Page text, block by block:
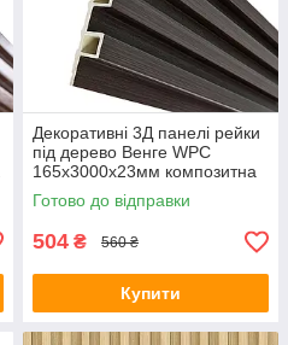
Декоративні 3Д панелі рейки
під дерево Венге WPC
165х3000х23мм композитна
рейка стінова під дерево
Готово до відправки
504 ₴ 560 ₴
Купити